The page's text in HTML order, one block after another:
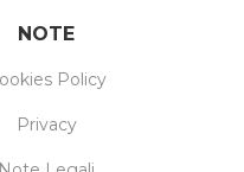
NOTE
Policy
Privacy